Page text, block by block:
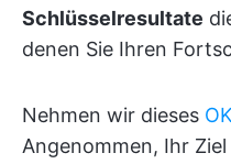
Schlüsselresultate
denen Sie Ihren
Nehmen wir dieses
Angenommen, Ihr